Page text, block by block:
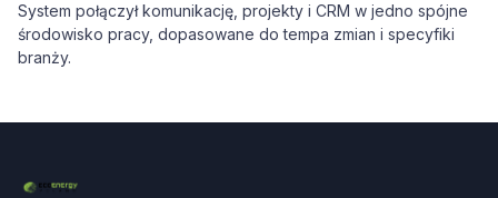
System połączył komunikację, projekty i CRM w jedno spójne
środowisko pracy, dopasowane do tempa zmian i specyfiki
branży.